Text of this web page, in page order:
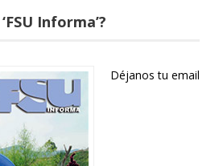
Informa’?
Déjanos tu email